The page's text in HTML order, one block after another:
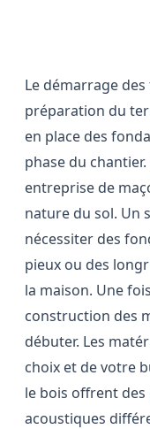
Le démarrage
préparation du
en place des
phase du
entreprise de
nature du sol. Un
nécessiter des
pieux ou des
la maison. Une
construction des
débuter. Les
choix et de votre
le bois offrent
acoustiques